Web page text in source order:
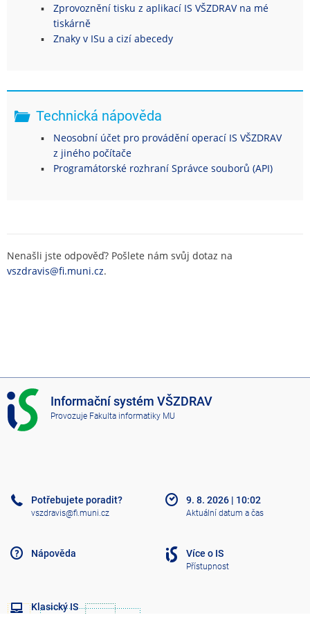
Zprovoznění tisku z aplikací IS VŠZDRAV na mé
tiskárně
Znaky v ISu a cizí abecedy
Technická nápověda
Neosobní účet pro provádění operací IS VŠZDRAV
z jiného počítače
Programátorské rozhraní Správce souborů (API)
Nenašli jste odpověď? Pošlete nám svůj dotaz na
vszdravis@fi.muni.cz.
I
S
V
A
Informační systém VŠZDRAV
Provozuje Fakulta informatiky MU
Potřebujete poradit?
vszdravis@fi.muni.cz
Nápověda
Klasický IS
9. 8. 2026 | 10:02
Aktuální datum a čas
Více o IS
Přístupnost